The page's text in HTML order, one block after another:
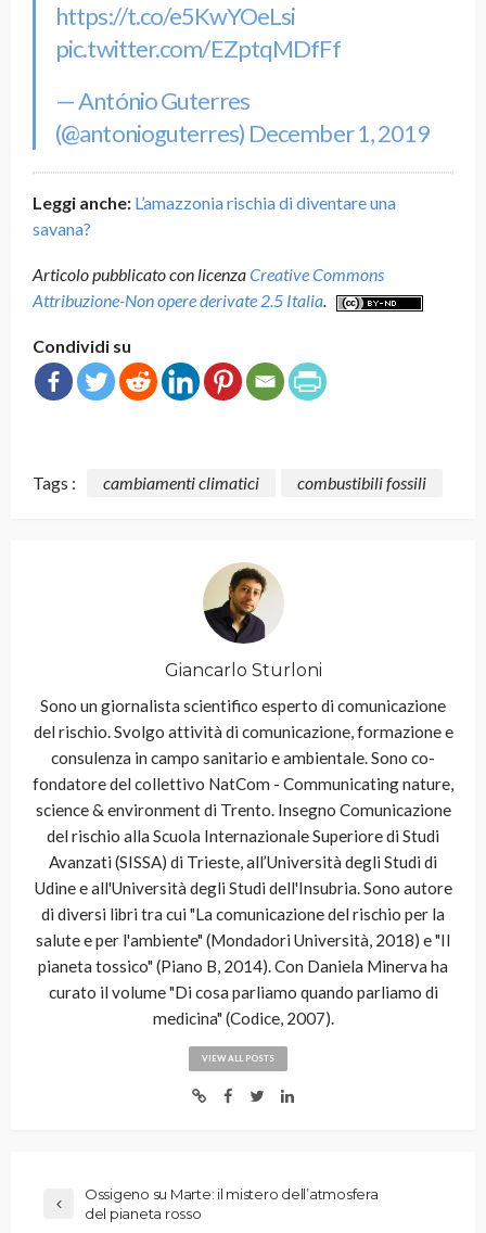
https://t.co/e5KwYOeLsi
pic.twitter.com/EZptqMDfFf
— António Guterres
(@antonioguterres) December 1, 2019
Leggi anche: L’amazzonia rischia di diventare una
savana?
Articolo pubblicato con licenzaCreative Commons
Attribuzione-Non opere derivate 2.5 Italia.
Condividi su
Tags : cambiamenti climatici combustibili fossili
Giancarlo Sturloni
Sono un giornalista scientifico esperto di comunicazione
del rischio. Svolgo attività di comunicazione, formazione e
consulenza in campo sanitario e ambientale. Sono co-
fondatore del collettivo NatCom - Communicating nature,
science & environment di Trento. Insegno Comunicazione
del rischio alla Scuola Internazionale Superiore di Studi
Avanzati (SISSA) di Trieste, all’Università degli Studi di
Udine e all'Università degli Studi dell'Insubria. Sono autore
di diversi libri tra cui "La comunicazione del rischio per la
salute e per l'ambiente" (Mondadori Università, 2018) e "Il
pianeta tossico" (Piano B, 2014). Con Daniela Minerva ha
curato il volume "Di cosa parliamo quando parliamo di
medicina" (Codice, 2007).
VIEW ALL POSTS
Ossigeno su Marte: il mistero dell’atmosfera
del pianeta rosso